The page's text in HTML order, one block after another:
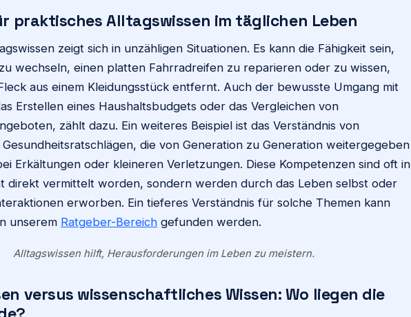
praktisches Alltagswissen im täglichen Leben
zeigt sich in unzähligen Situationen. Es kann die Fähigkeit sein,
wechseln, einen platten Fahrradreifen zu reparieren oder zu wissen,
aus einem Kleidungsstück entfernt. Auch der bewusste Umgang mit
Erstellen eines Haushaltsbudgets oder das Vergleichen von
zählt dazu. Ein weiteres Beispiel ist das Verständnis von
die von Generation zu Generation weitergegeben
Erkältungen oder kleineren Verletzungen. Diese Kompetenzen sind oft in
direkt vermittelt worden, sondern werden durch das Leben selbst oder
erworben. Ein tieferes Verständnis für solche Themen kann
unserem Ratgeber-Bereich gefunden werden.
Alltagswissen hilft, Herausforderungen im Leben zu meistern.
versus wissenschaftliches Wissen: Wo liegen die